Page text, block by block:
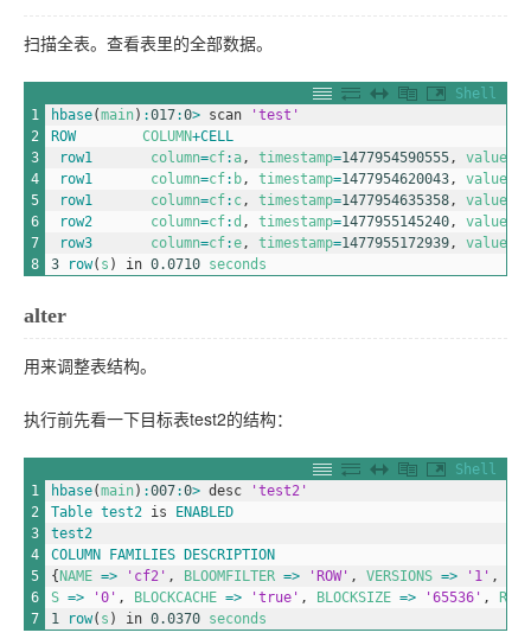
扫描全表。查看表里的全部数据。
Shell
1
2
3
4
5
6
7
8
hbase(main) :017:0> scan
'test'
ROW COLUMN+CELL
row1 column=cf: a, timestamp=1477954590555, value
row1 column=cf: b, timestamp=1477954620043, value
row1 column=cf: c, timestamp=1477954635358, value
row2 column=cf:d , timestamp=1477955145240, value
row3 column=cf:e, timestamp=1477955172939, value
3
row( s ) in 0.0710 seconds
alter
用来调整表结构。
执行前先看一下目标表test2的结构：
Shell
1
2
3
4
5
6
7
hbase(main) :007:0> desc
'test2'
Table test2 is
ENABLED
test2
COLUMN FAMILIES DESCRIPTION
{NAME => 'cf2' , BLOOMFILTER => 'ROW' , VERSIONS => '1' ,
S => '0' , BLOCKCACHE => 'true' , BLOCKSIZE => '65536' ,
1
row( s ) in 0.0370 seconds